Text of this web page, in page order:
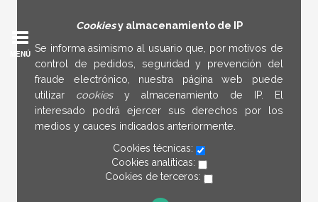
Cookiesy almacenamiento de IP
Se informa asimismo al usuario que, por motivos de
control de pedidos, seguridad y prevención del
fraude electrónico, nuestra página web puede
utilizar cookies y almacenamiento de IP. El
interesado podrá ejercer sus derechos por los
medios y cauces indicados anteriormente.
Cookies técnicas:
Cookies analíticas:
Cookies de terceros:
MENÚ